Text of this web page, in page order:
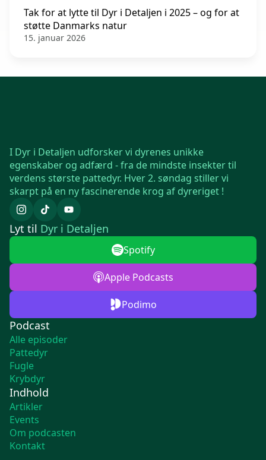
Tak for at lytte til Dyr i Detaljen i 2025 – og for at
støtte Danmarks natur
15. januar 2026
I Dyr i Detaljen udforsker vi dyrenes unikke
egenskaber og adfærd - fra de mindste insekter til
verdens største pattedyr. Hver 2. søndag stiller vi
skarpt på en ny fascinerende krog af dyreriget !
Podcast
Alle episoder
Pattedyr
Fugle
Krybdyr
Indhold
Artikler
Events
Om podcasten
Kontakt
Lyt til Dyr i Detaljen
Spotify
Apple Podcasts
Podimo